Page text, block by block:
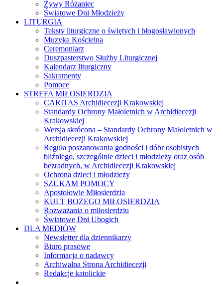
Żywy Różaniec
Światowe Dni Młodzieży
LITURGIA
Teksty liturgiczne o świętych i błogosławionych
Muzyka Kościelna
Ceremoniarz
Duszpasterstwo Służby Liturgicznej
Kalendarz liturgiczny
Sakramenty
Pomoce
STREFA MIŁOSIERDZIA
CARITAS Archidiecezji Krakowskiej
Standardy Ochrony Małoletnich w Archidiecezji
Krakowskiej
Wersja skrócona – Standardy Ochrony Małoletnich w
Archidiecezji Krakowskiej
Reguła poszanowania godności i dóbr osobistych
bliźniego, szczególnie dzieci i młodzieży oraz osób
bezradnych, w Archidiecezji Krakowskiej
Ochrona dzieci i młodzieży
SZUKAM POMOCY
Apostołowie Miłosierdzia
KULT BOŻEGO MIŁOSIERDZIA
Rozważania o miłosierdziu
Światowe Dni Ubogich
DLA MEDIÓW
Newsletter dla dziennikarzy
Biuro prasowe
Informacja o nadawcy
Archiwalna Strona Archidiecezji
Redakcje katolickie